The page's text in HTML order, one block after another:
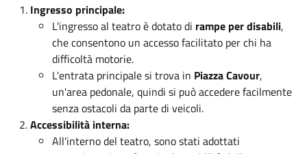
Ingresso principale:
L'ingresso al teatro è dotato di rampe per disabili,
che consentono un accesso facilitato per chi ha
difficoltà motorie.
L'entrata principale si trova in Piazza Cavour,
un'area pedonale, quindi si può accedere facilmente
senza ostacoli da parte di veicoli.
Accessibilità interna:
All'interno del teatro, sono stati adottati